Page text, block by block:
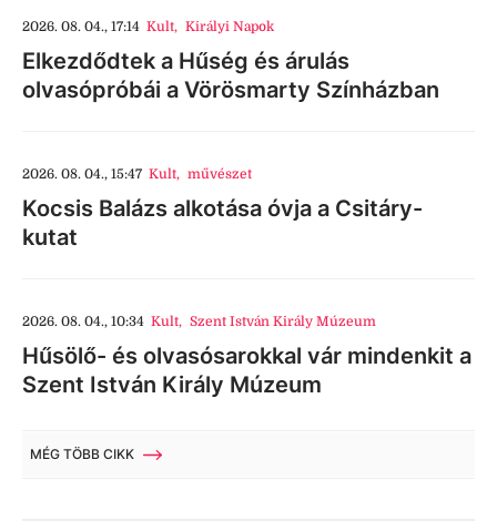
2026. 08. 04., 17:14 Kult, Királyi Napok
Elkezdődtek a Hűség és árulás
olvasópróbái a Vörösmarty Színházban
2026. 08. 04., 15:47 Kult, művészet
Kocsis Balázs alkotása óvja a Csitáry-
kutat
2026. 08. 04., 10:34 Kult, Szent István Király Múzeum
Hűsölő- és olvasósarokkal vár mindenkit a
Szent István Király Múzeum
MÉG TÖBB CIKK